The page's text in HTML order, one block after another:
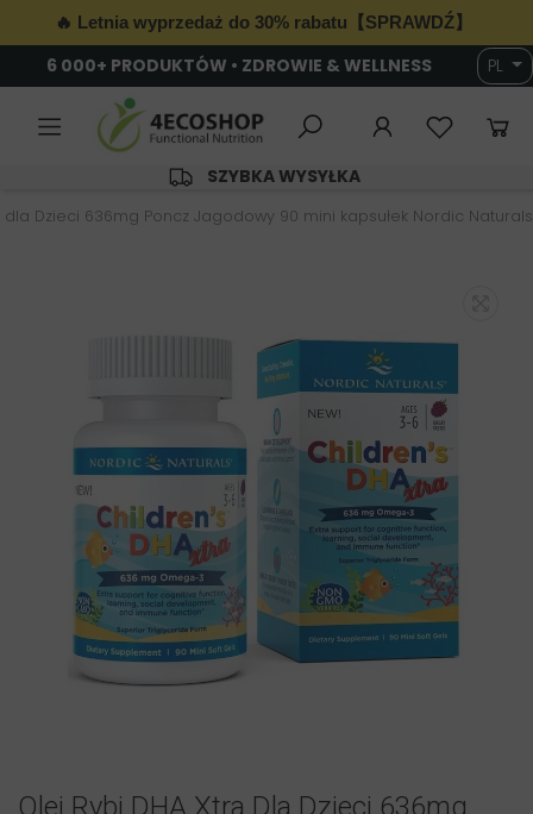
🔥 Letnia wyprzedaż do 30% rabatu【SPRAWDŹ】
6 000+ PRODUKTÓW • ZDROWIE & WELLNESS PL
SZYBKA WYSYŁKA
dla Dzieci 636mg Poncz Jagodowy 90 mini kapsułek Nordic Naturals